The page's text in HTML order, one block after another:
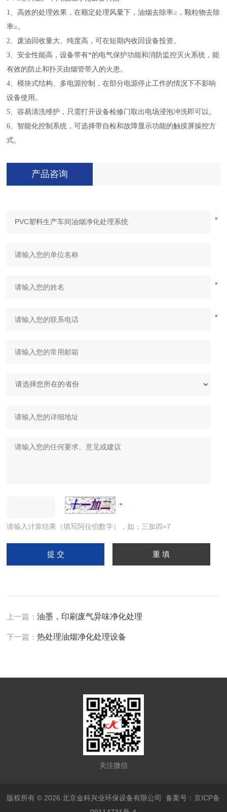
1、高效的处理效果，在额定处理风量下，油烟去除率≥，颗粒物去除
率≥。
2、废油回收量大、纯度高，可在短期内收回设备投资。
3、安全性能高，设备带有*的电气保护功能和消防监控灭火系统，能
有效的防止和扑灭由烟管带入的火患。
4、模块式结构、多电源控制，在部分电源停止工作的情况下不影响
设备使用。
5、容易清洗维护，只需打开设备检修门取出电场浸泡冲洗即可以。
6、智能化控制系统，可选择带自检和故障显示功能的触摸屏操控方
式。
产品咨询
请输入计算结果（填写阿拉伯数字），如：三加四=7
上一篇：油墨，印刷废气异味净化处理
下一篇：热处理油烟净化处理设备
关注微信
版权所有 © 2026 北京金科兴业环保设备有限公司备案号：京ICP备